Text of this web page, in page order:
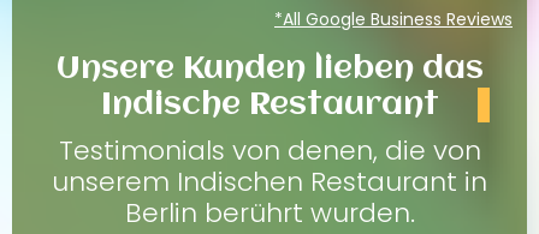
*All Google Business Reviews
Unsere Kunden lieben das
Indische Restaurant
Testimonials von denen, die von
unserem Indischen Restaurant in
Berlin berührt wurden.